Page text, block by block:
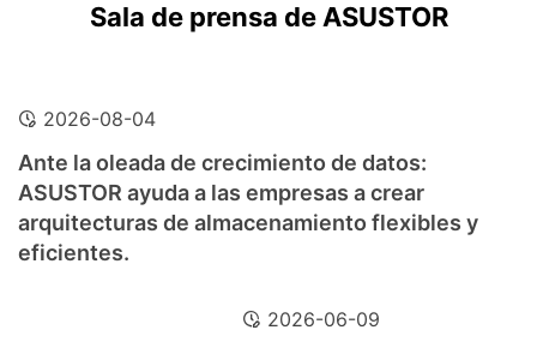
Sala de prensa de ASUSTOR
2026-08-04
Ante la oleada de crecimiento de datos:
ASUSTOR ayuda a las empresas a crear
arquitecturas de almacenamiento flexibles y
eficientes.
2026-06-09